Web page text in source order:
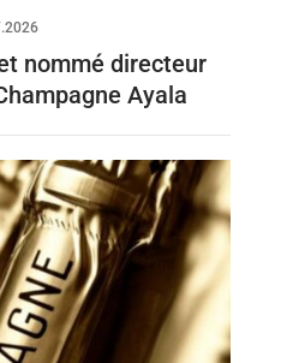
nommé directeur
Ayala